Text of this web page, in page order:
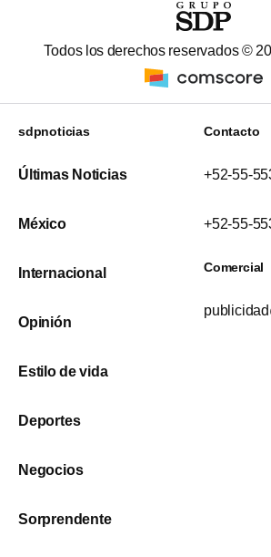
Todos los derechos reservados ©
sdpnoticias
Últimas Noticias
México
Internacional
Opinión
Estilo de vida
Deportes
Negocios
Sorprendente
Contacto
+52-55-
+52-55-
Comercial